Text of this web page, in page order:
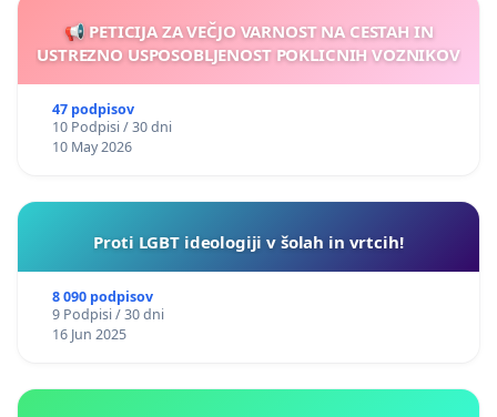
📢 PETICIJA ZA VEČJO VARNOST NA CESTAH IN
USTREZNO USPOSOBLJENOST POKLICNIH VOZNIKOV
47 podpisov
10 Podpisi / 30 dni
10 May 2026
Proti LGBT ideologiji v šolah in vrtcih!
8 090 podpisov
9 Podpisi / 30 dni
16 Jun 2025